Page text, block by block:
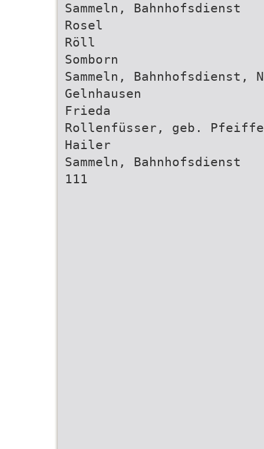
Sammeln, Bahnhofsdienst
Rosel
Röll
Somborn
Sammeln, Bahnhofsdienst,
Gelnhausen
Frieda
Rollenfüsser, geb.
Hailer
Sammeln, Bahnhofsdienst
111